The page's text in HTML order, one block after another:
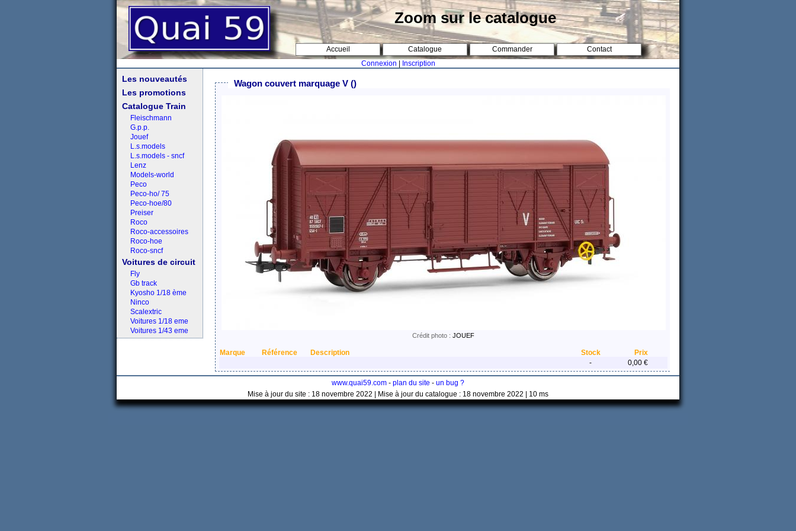
Zoom sur le catalogue
Accueil Catalogue Commander
Contact
Connexion
Inscription
Les nouveautés
Les promotions
Catalogue Train
Fleischmann
G.p.p.
Jouef
L.s.models
L.s.models - sncf
Lenz
Models-world
Peco
Peco-ho/ 75
Peco-hoe/80
Preiser
Roco
Roco-accessoires
Roco-hoe
Roco-sncf
Voitures de circuit
Fly
Gb track
Kyosho 1/18 ème
Ninco
Scalextric
Voitures 1/18 eme
Voitures 1/43 eme
Wagon couvert marquage V ()
Crédit photo : JOUEF
Marque Référence Description Stock
Prix
-
0,00 €
www.quai59.com - plan du site - un bug ?
Mise à jour du site : 18 novembre 2022 | Mise à jour du catalogue : 18 novembre 2022 | 10 ms